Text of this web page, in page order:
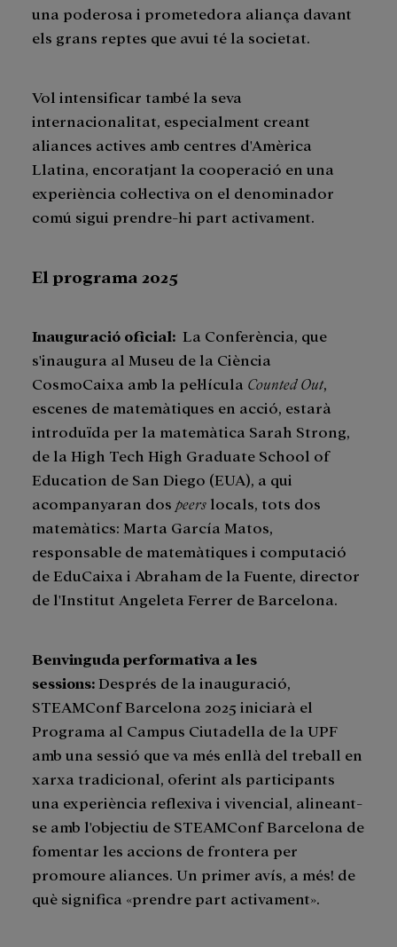
una poderosa i prometedora aliança davant
els grans reptes que avui té la societat.
Vol intensificar també la seva
internacionalitat, especialment creant
aliances actives amb centres d'Amèrica
Llatina, encoratjant la cooperació en una
experiència col·lectiva on el denominador
comú sigui prendre-hi part activament.
El programa 2025
Inauguració oficial: La Conferència, que
s'inaugura al Museu de la Ciència
CosmoCaixa amb la pel·lícula Counted Out,
escenes de matemàtiques en acció, estarà
introduïda per la matemàtica Sarah Strong,
de la High Tech High Graduate School of
Education de San Diego (EUA), a qui
acompanyaran dos peers locals, tots dos
matemàtics: Marta García Matos,
responsable de matemàtiques i computació
de EduCaixa i Abraham de la Fuente, director
de l'Institut Angeleta Ferrer de Barcelona.
Benvinguda performativa a les
sessions:Després de la inauguració,
STEAMConf Barcelona 2025 iniciarà el
Programa al Campus Ciutadella de la UPF
amb una sessió que va més enllà del treball en
xarxa tradicional, oferint als participants
una experiència reflexiva i vivencial, alineant-
se amb l'objectiu de STEAMConf Barcelona de
fomentar les accions de frontera per
promoure aliances. Un primer avís, a més! de
què significa «prendre part activament».